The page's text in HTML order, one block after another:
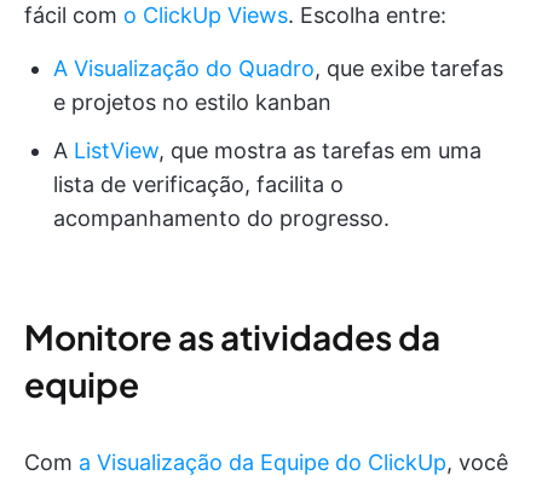
fácil com o ClickUp Views. Escolha entre:
A Visualização do Quadro, que exibe tarefas
e projetos no estilo kanban
A ListView, que mostra as tarefas em uma
lista de verificação, facilita o
acompanhamento do progresso.
Monitore as atividades da
equipe
Com a Visualização da Equipe do ClickUp, você